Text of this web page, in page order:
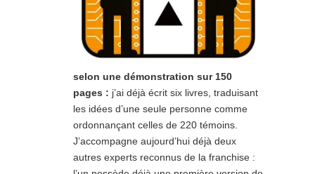
selon une démonstration sur 150
pages : j’ai déjà écrit six livres, traduisant
les idées d’une seule personne comme
ordonnançant celles de 220 témoins.
J’accompagne aujourd’hui déjà deux
autres experts reconnus de la franchise :